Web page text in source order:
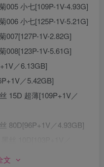
005 小七[109P-1V-4.93G]
006 小七[125P-1V-5.21G]
007[127P-1V-2.82G]
008[123P-1V-5.61G]
／6.13GB]
／5.42GB]
15D 超薄[109P+1V／
80D[96P+1V／4.93GB]
文